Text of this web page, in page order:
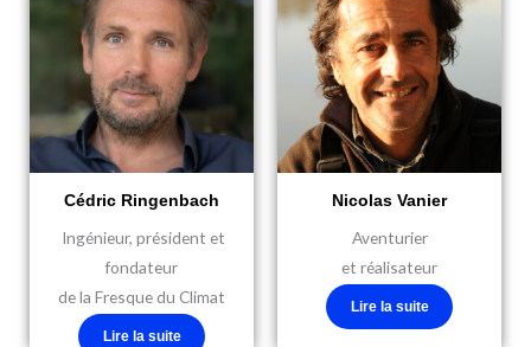
Cédric Ringenbach
Ingénieur, président et
fondateur
de la Fresque du Climat
Lire la suite
Nicolas Vanier
Aventurier
et réalisateur
Lire la suite